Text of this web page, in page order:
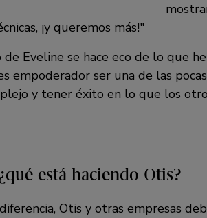
¡y queremos más!
Eveline se hace eco de lo que
empoderador ser una de las
y tener éxito en lo que los
está haciendo Otis?
Otis y otras empresas